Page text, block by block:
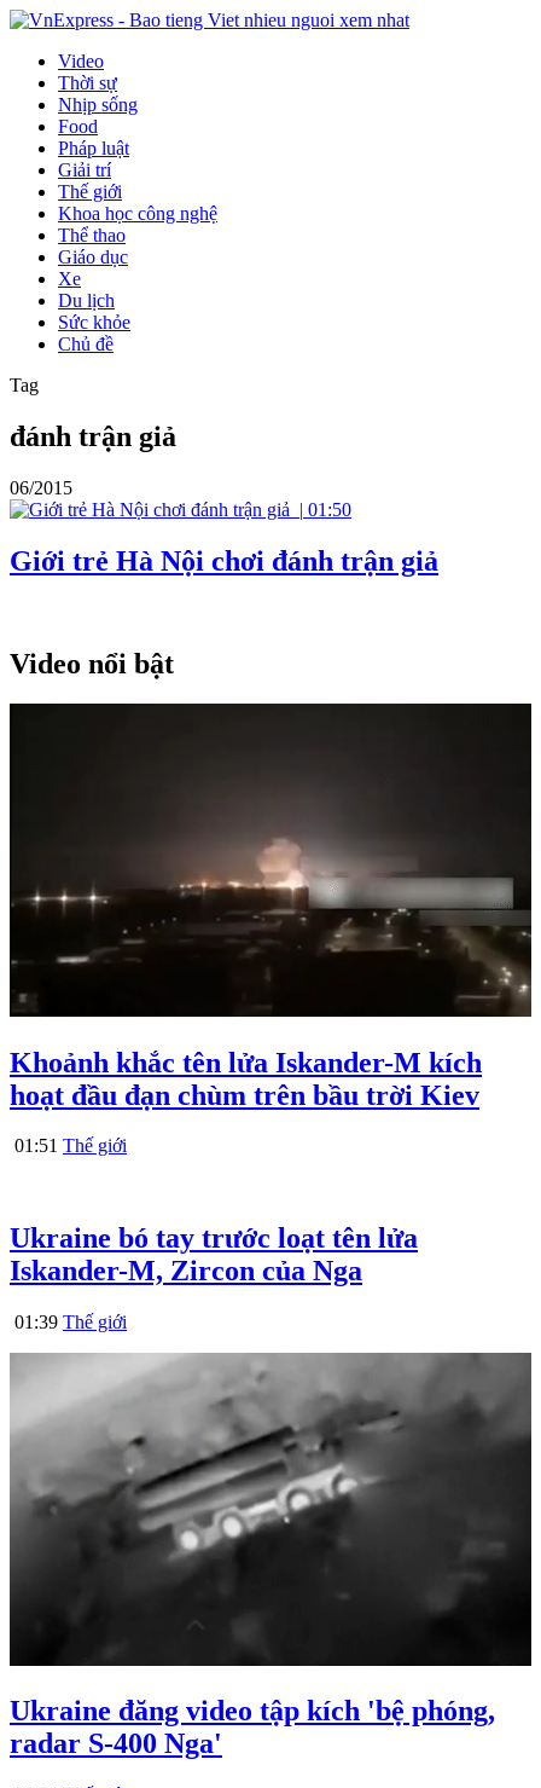
Video
Thời sự
Nhịp sống
Food
Pháp luật
Giải trí
Thế giới
Khoa học công nghệ
Thể thao
Giáo dục
Xe
Du lịch
Sức khỏe
Chủ đề
Tag
đánh trận giả
06/2015
| 01:50
Giới trẻ Hà Nội chơi đánh trận giả
Video nổi bật
Khoảnh khắc tên lửa Iskander-M kích
hoạt đầu đạn chùm trên bầu trời Kiev
01:51 Thế giới
Ukraine bó tay trước loạt tên lửa
Iskander-M, Zircon của Nga
01:39 Thế giới
Ukraine đăng video tập kích 'bệ phóng,
radar S-400 Nga'